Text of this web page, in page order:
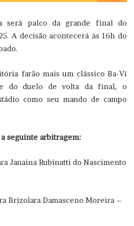
será palco da grande final do
A decisão acontecerá às 16h do
farão mais um clássico Ba-Vi
do duelo de volta da final, o
como seu mando de campo
seguinte arbitragem:
Janaina Rubinatti do Nascimento
Brizolara Damasceno Moreira –